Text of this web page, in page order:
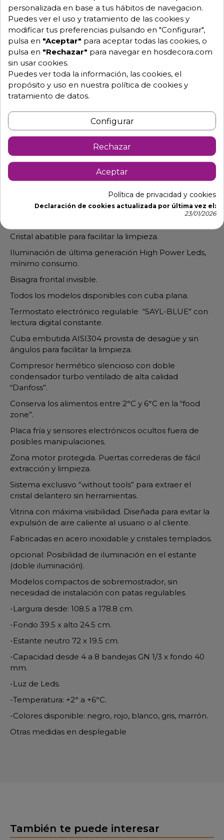
GN 1/3. incluidas.
- Largo 143.8 x ancho 39.5 x alto 24.5 cm. 6 bandejas
GN 1/3. incluidas.
- Largo 178.8 x ancho 39.5 x alto 24.5 cm. 8 bandejas
GN 1/3. incluidas.
Caracteristicas
detalles que marcan una gran diferencia respecto al
resto de vitrinas de tapas
convencionales, y con el añadido de un segundo
estante neutro para una mayor exposición en el
mismo espacio.
Cubierta de cristal vitrificado resistente a golpes,
roces, ácidos y detergentes habituales.
Estante intermedio (neutro) de cristal templado para
Cristal abatible para facilitar la limpieza.
Iluminación de última generación High Power Leds,
mínimo consumo.
Bisagra frontal invisible.
Todos los modelos disponibles con cuba plana.
Termostato electrónico regulable “SAYL-BLUE” con
lectura digital constante.
Cuba embutida AISI304 provista de desagüe y sin
ángulos para facilitar la limpieza.
Compresor hermético silencioso con doble
condensador turbo ventilado de alta calidad
“Danfoss”.
Conserva los alimentos entre 2°C y 6°C en la “food
zone”.
Placa fría y sensores electrónicos ocultos fuera de
posibles manipulaciones.
Zona motor protegida. Puertas correderas de fácil
extracción y limpieza.
Sistema exclusivo “without tools” para extraer el
cristal delantero sin herramientas.
Vitrina con máxima visibilidad. Diseñada para evitar la
expulsión de aire caliente al usuario o al cliente.
Fabricadas en acero inoxidable y cristales templados.
opcional: Posibilidad de iluminación en el estante
(doble iluminación).
Modelos compactos de sobremostrador, sin
necesidad de instalación con patas regulables.
-Largura desde: 108.5 a 178.8 cm.
-Fondo 39.5 x alto 24.5 cm.
-Estante neutro 72 x 19.5 cm.
-Capacidad desde 4 a 8 bandejas GN 1/3 x fondo 40
mm.
-Luz de Leds.
-Temperatura: +2° a +6°C.
-Colores disponible: negro, rojo, blanco, gris, marrón.
Otras medidas en desplegable
También te puede interesar
personalizada en base a tus hábitos de navegacion.
Puedes ver el uso y tratamiento de las cookies y
modificar tus preferencias pulsando en "Configurar",
pulsa en "Aceptar" para aceptar todas las cookies, o
pulsa en "Rechazar" para navegar en hosdecora.com
sin usar cookies.
Puedes ver toda la información, las cookies, el
propósito y uso en nuestra política de cookies y
tratamiento de datos.
Configurar
Rechazar
Aceptar
Política de privacidad y cookies
Declaración de cookies actualizada por última vez el:
23/01/2026